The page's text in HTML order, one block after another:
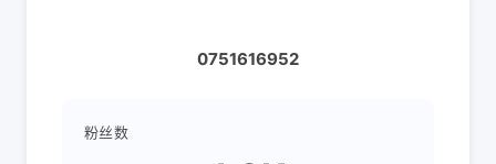
0751616952
粉丝数